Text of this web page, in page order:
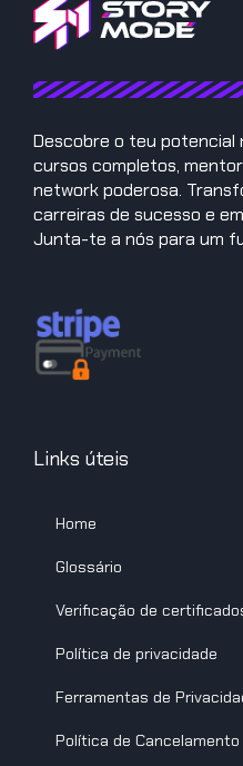
Descobre o teu potencial
cursos completos,
network poderosa.
carreiras de sucesso e
Junta-te a nós para um
Links úteis
Home
Glossário
Verificação de
Política de privacidade
Ferramentas de
Política de Cancelamento